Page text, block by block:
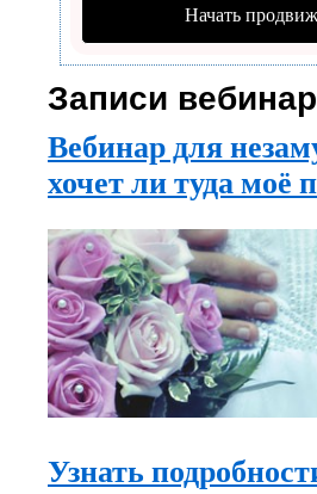
Начать
Записи
Вебинар для
хочет ли туда моё
Узнать